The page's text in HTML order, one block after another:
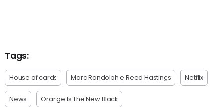
Tags:
House of cards Marc Randolph e Reed Hastings Netflix
News Orange Is The New Black